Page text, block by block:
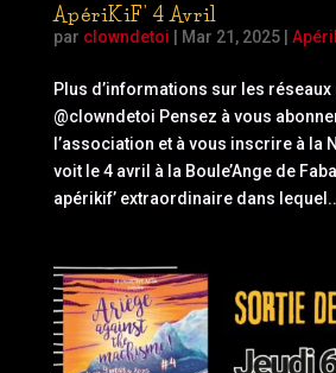
ApériKiF’ 4 Avril
par clowndetoi | Mar 21, 2025|
Plus d’informations sur les
@clowndetoi Pensez à vous
l’association et à vous inscrire à la
voit le 4 avril à la Boule’Ange de
apérikif’ extraordinaire dans